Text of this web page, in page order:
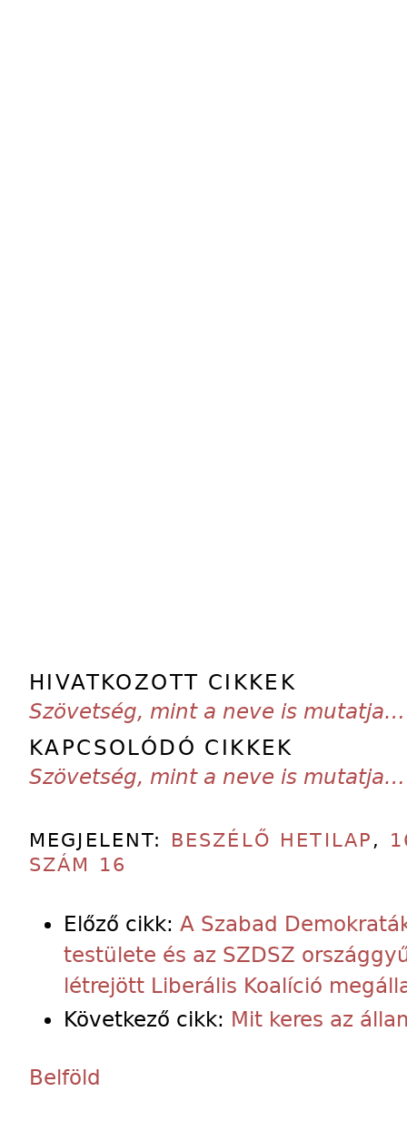
HIVATKOZOTT CIKKEK
Szövetség, mint a neve is mutatja…
KAPCSOLÓDÓ CIKKEK
Szövetség, mint a neve is mutatja…
MEGJELENT: BESZÉLŐ HETILAP ,
SZÁM 16
Előző cikk: A Szabad
testülete és az SZDSZ
létrejött Liberális Koalíció
Következő cikk: Mit keres az
Belföld